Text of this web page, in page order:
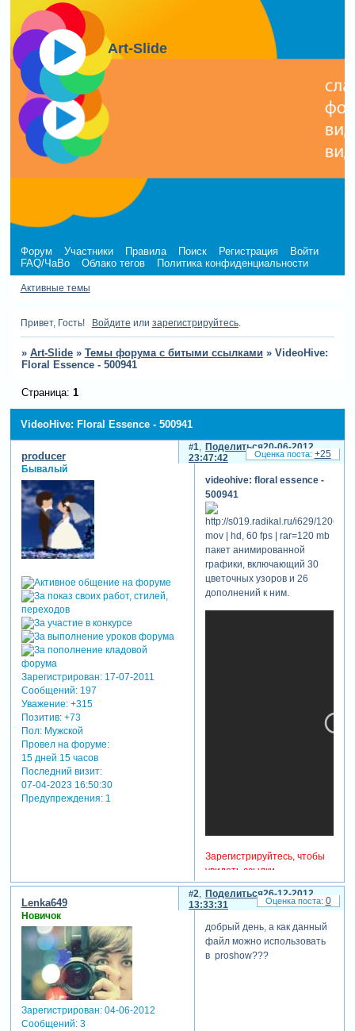
Art-Slide
Форум Участники Правила Поиск Регистрация
Войти
FAQ/ЧаВо
Облако тегов Политика конфиденциальности
Активные темы
Привет, Гость! Войдите или зарегистрируйтесь.
» Art-Slide » Темы форума с битыми ссылками » VideoHive:
Floral Essence - 500941
VideoHive: Floral Essence - 500941
Страница: 1
Поделиться
1
20-06-2012
23:47:42
producer
Бывалый
Зарегистрирован: 17-07-2011
Сообщений:197
Уважение: +315
Позитив: +73
Пол:Мужской
Провел на форуме:
15 дней 15 часов
Последний визит:
07-04-2023 16:50:30
Предупреждения:1
videohive: floral essence -
500941
mov | hd, 60 fps | rar=120 mb
пакет анимированной
графики, включающий 30
цветочных узоров и 26
дополнений к ним.
Зарегистрируйтесь, чтобы
увидеть ссылки
Зарегистрируйтесь, чтобы
увидеть ссылки
отредактировано producer
(22-06-2012 16:35:24)
+25
Поделиться
2
26-12-2012
13:33:31
Lenka649
Новичок
Зарегистрирован: 04-06-2012
Сообщений:3
добрый день, а как данный
файл можно использовать
в proshow???
0